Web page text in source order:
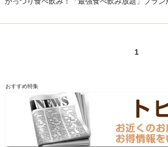
1
おすすめ特集